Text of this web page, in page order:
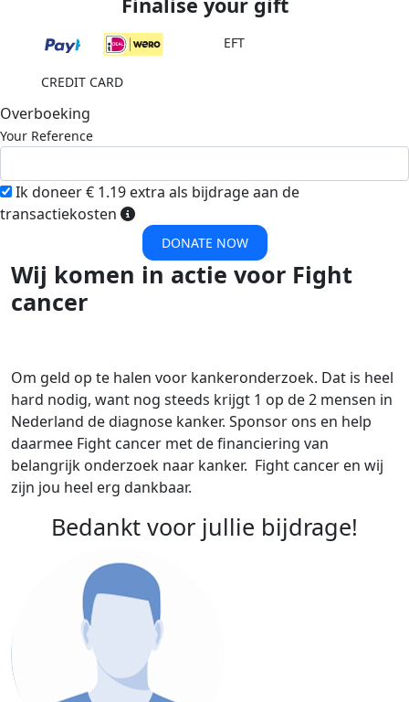
EFT
CREDIT CARD
Overboeking
Your Reference
Ik doneer € 1.19 extra als bijdrage aan de
transactiekosten
DONATE NOW
Wij komen in actie voor Fight
cancer
Om geld op te halen voor kankeronderzoek. Dat is heel
hard nodig, want nog steeds krijgt 1 op de 2 mensen in
Nederland de diagnose kanker. Sponsor ons en help
daarmee Fight cancer met de financiering van
belangrijk onderzoek naar kanker. Fight cancer en wij
zijn jou heel erg dankbaar.
Bedankt voor jullie bijdrage!